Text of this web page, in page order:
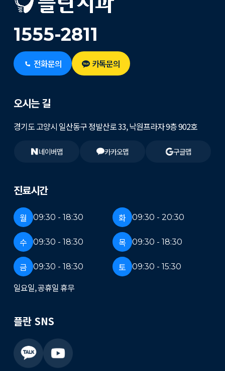
1555-2811
전화문의 카톡문의
진료시간
월 09:30 - 18:30 화 09:30 - 20:30
수 09:30 - 18:30 목 09:30 - 18:30
금 09:30 - 18:30 토 09:30 - 15:30
일요일, 공휴일 휴무
오시는 길
경기도 고양시 일산동구 정발산로 33, 낙원프라자 9층 902호
네이버맵 카카오맵 구글맵
플란 SNS